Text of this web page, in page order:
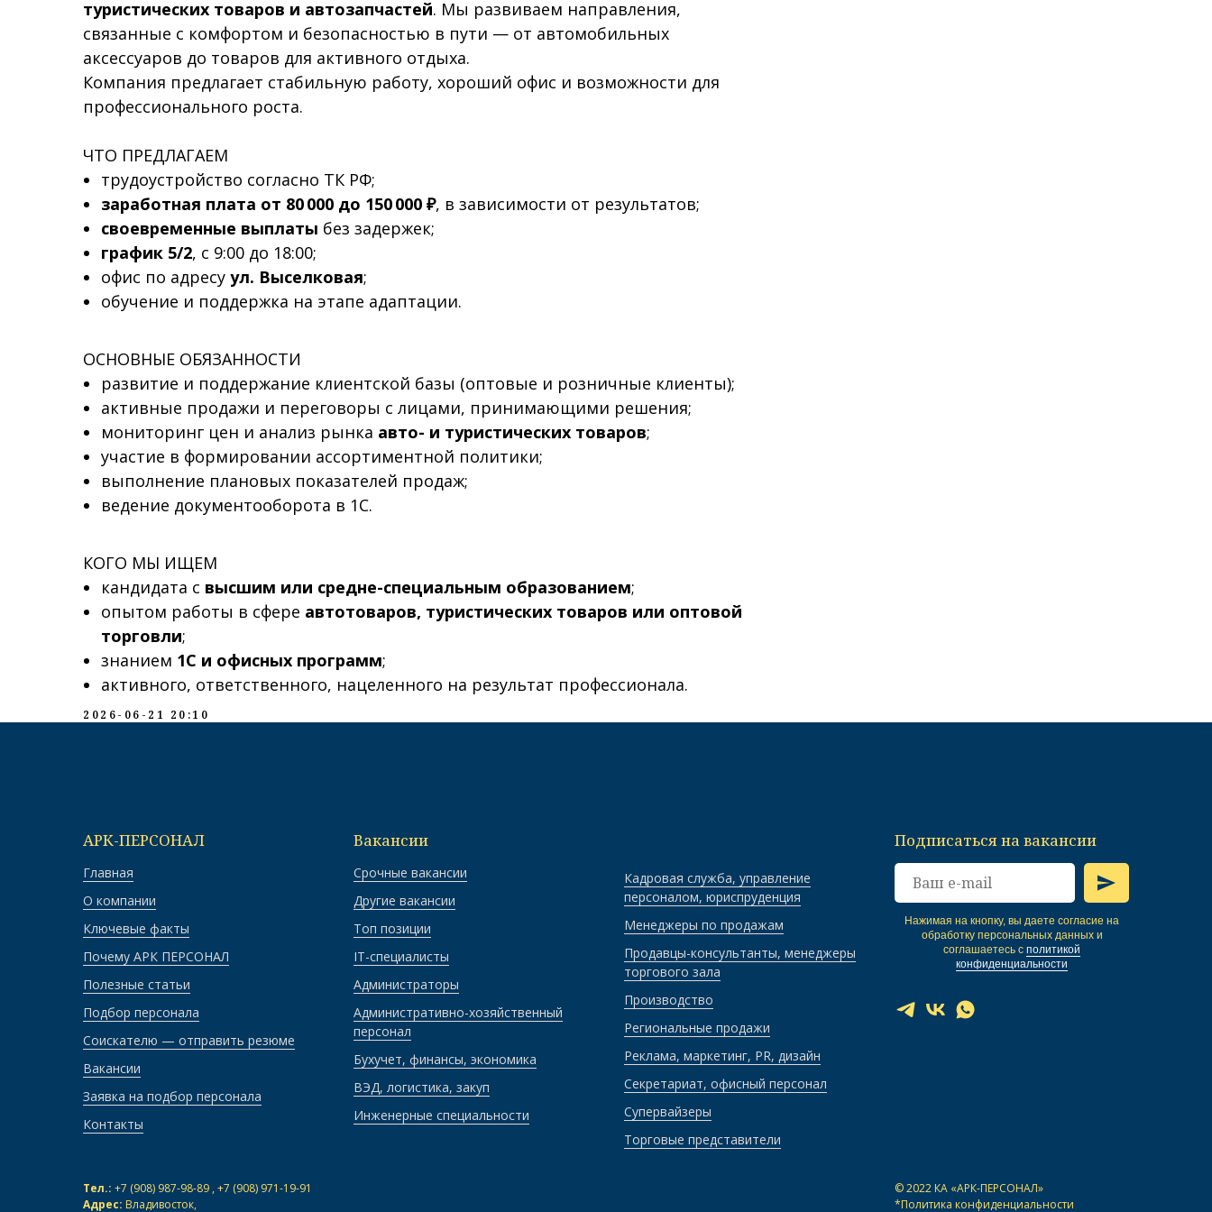
туристических товаров и автозапчастей. Мы развиваем направления,
связанные с комфортом и безопасностью в пути — от автомобильных
аксессуаров до товаров для активного отдыха.
Компания предлагает стабильную работу, хороший офис и возможности для
профессионального роста.
ЧТО ПРЕДЛАГАЕМ
трудоустройство согласно ТК РФ;
заработная плата от 80 000 до 150 000 ₽, в зависимости от результатов;
своевременные выплаты без задержек;
график 5/2, с 9:00 до 18:00;
офис по адресу ул. Выселковая;
обучение и поддержка на этапе адаптации.
ОСНОВНЫЕ ОБЯЗАННОСТИ
развитие и поддержание клиентской базы (оптовые и розничные клиенты);
активные продажи и переговоры с лицами, принимающими решения;
мониторинг цен и анализ рынка авто- и туристических товаров;
участие в формировании ассортиментной политики;
выполнение плановых показателей продаж;
ведение документооборота в 1С.
КОГО МЫ ИЩЕМ
кандидата с высшим или средне-специальным образованием;
опытом работы в сфере автотоваров, туристических товаров или оптовой
торговли;
знанием 1С и офисных программ;
активного, ответственного, нацеленного на результат профессионала.
2026-06-21 20:10
АРК-ПЕРСОНАЛ
Главная
О компании
Ключевые факты
Почему АРК ПЕРСОНАЛ
Полезные статьи
Подбор персонала
Соискателю — отправить резюме
Вакансии
Заявка на подбор персонала
Контакты
Вакансии
Срочные вакансии
Другие вакансии
Топ позиции
IT-специалисты
Администраторы
Административно-хозяйственный
персонал
Бухучет, финансы, экономика
ВЭД, логистика, закуп
Инженерные специальности
Кадровая служба, управление
персоналом, юриспруденция
Менеджеры по продажам
Продавцы-консультанты, менеджеры
торгового зала
Производство
Региональные продажи
Реклама, маркетинг, PR, дизайн
Секретариат, офисный персонал
Супервайзеры
Торговые представители
Подписаться на вакансии
Нажимая на кнопку, вы даете согласие на
обработку персональных данных и
соглашаетесь c политикой
конфиденциальности
Тел.: +7 (908) 987-98-89 ,+7 (908) 971-19-91
Адрес: Владивосток,
© 2022 КА «АРК-ПЕРСОНАЛ»
*Политика конфиденциальности